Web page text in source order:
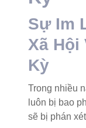
Sự Im
Xã Hội
Kỳ
Trong nhiều
luôn bị bao
sẽ bị phán